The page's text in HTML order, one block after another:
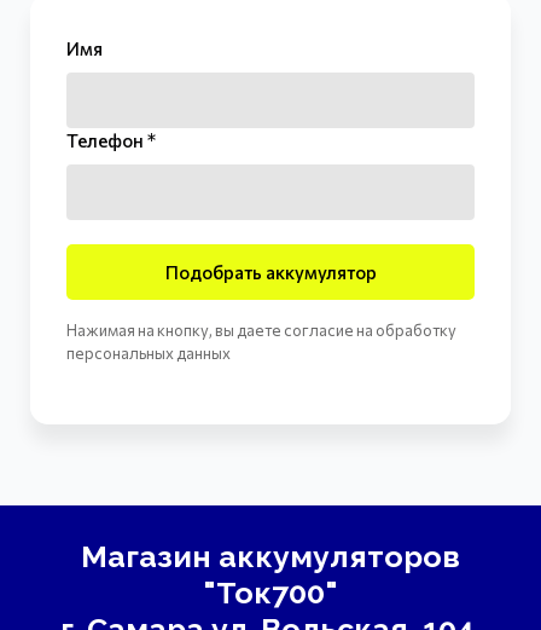
Имя
Телефон *
Подобрать аккумулятор
Нажимая на кнопку, вы даете согласие на обработку
персональных данных
Магазин аккумуляторов
"Ток700"